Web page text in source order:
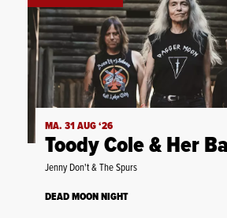
MA. 31 AUG ‘26
Toody Cole & Her
Jenny Don't & The Spurs
DEAD MOON NIGHT